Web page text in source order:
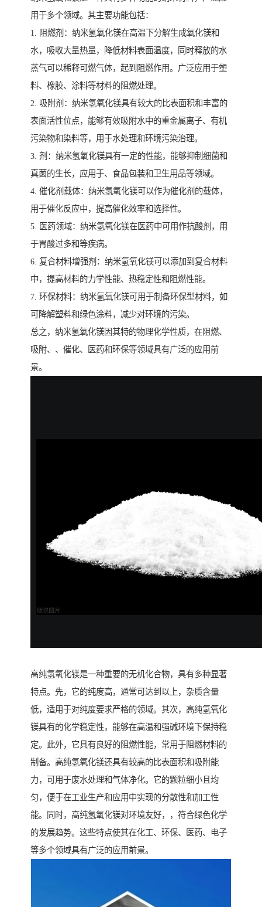
用于多个领域。其主要功能包括：
1. 阻燃剂：纳米氢氧化镁在高温下分解生成氧化镁和
水，吸收大量热量，降低材料表面温度，同时释放的水
蒸气可以稀释可燃气体，起到阻燃作用。广泛应用于塑
料、橡胶、涂料等材料的阻燃处理。
2. 吸附剂：纳米氢氧化镁具有较大的比表面积和丰富的
表面活性位点，能够有效吸附水中的重金属离子、有机
污染物和染料等，用于水处理和环境污染治理。
3. 剂：纳米氢氧化镁具有一定的性能，能够抑制细菌和
真菌的生长，应用于、食品包装和卫生用品等领域。
4. 催化剂载体：纳米氢氧化镁可以作为催化剂的载体，
用于催化反应中，提高催化效率和选择性。
5. 医药领域：纳米氢氧化镁在医药中可用作抗酸剂，用
于胃酸过多和等疾病。
6. 复合材料增强剂：纳米氢氧化镁可以添加到复合材料
中，提高材料的力学性能、热稳定性和阻燃性能。
7. 环保材料：纳米氢氧化镁可用于制备环保型材料，如
可降解塑料和绿色涂料，减少对环境的污染。
总之，纳米氢氧化镁因其特的物理化学性质，在阻燃、
吸附、、催化、医药和环保等领域具有广泛的应用前
景。
高纯氢氧化镁是一种重要的无机化合物，具有多种显著
特点。先，它的纯度高，通常可达到以上，杂质含量
低，适用于对纯度要求严格的领域。其次，高纯氢氧化
镁具有的化学稳定性，能够在高温和强碱环境下保持稳
定。此外，它具有良好的阻燃性能，常用于阻燃材料的
制备。高纯氢氧化镁还具有较高的比表面积和吸附能
力，可用于废水处理和气体净化。它的颗粒细小且均
匀，便于在工业生产和应用中实现的分散性和加工性
能。同时，高纯氢氧化镁对环境友好，，符合绿色化学
的发展趋势。这些特点使其在化工、环保、医药、电子
等多个领域具有广泛的应用前景。